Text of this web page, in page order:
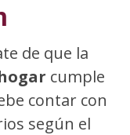
de que la
cumple
contar con
según el